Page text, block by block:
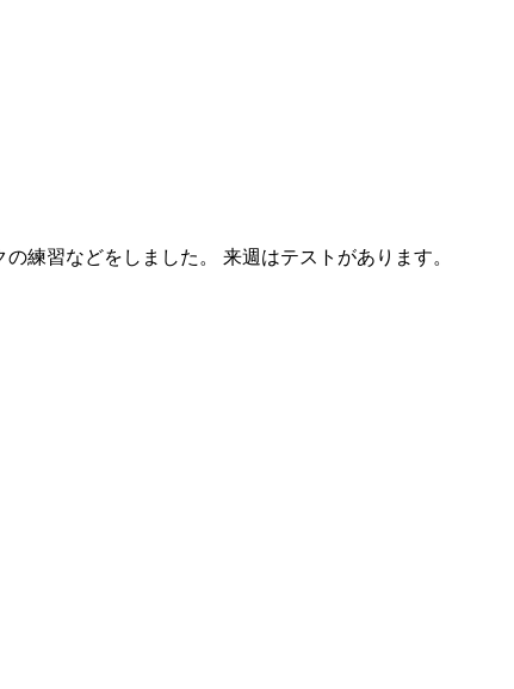
練習などをしました。 来週はテストがあります。